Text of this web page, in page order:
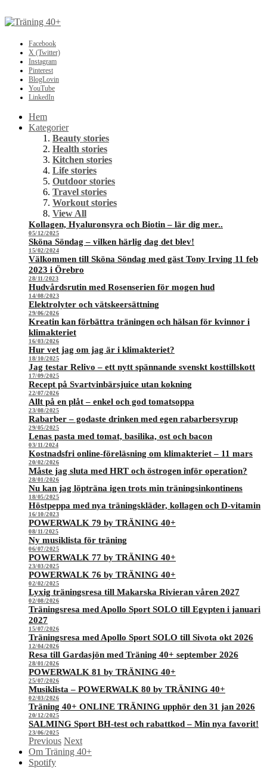
Facebook
X (Twitter)
Instagram
Pinterest
BlogLovin
YouTube
LinkedIn
Hem
Kategorier
Beauty stories
Health stories
Kitchen stories
Life stories
Outdoor stories
Travel stories
Workout stories
View All
Kollagen, Hyaluronsyra och Biotin – lär dig mer..
05/12/2025
Sköna Söndag – vilken härlig dag det blev!
15/02/2024
Välkommen till Sköna Söndag med gäst Tony Irving 11 feb
2023 i Örebro
28/11/2023
Hudvårdsrutin med Rosenserien för mogen hud
14/08/2023
Elektrolyter och vätskeersättning
29/06/2026
Kreatin kan förbättra träningen och hälsan för kvinnor i
klimakteriet
16/03/2026
Hur vet jag om jag är i klimakteriet?
18/10/2025
Jag testar Relivo – ett nytt spännande svenskt kosttillskott
17/09/2025
Recept på Svartvinbärsjuice utan kokning
22/07/2026
Allt på en plåt – enkel och god tomatsoppa
23/08/2025
Rabarber – godaste drinken med egen rabarbersyrup
29/05/2025
Lenas pasta med tomat, basilika, ost och bacon
03/11/2024
Kostnadsfri online-föreläsning om klimakteriet – 11 mars
20/02/2026
Måste jag sluta med HRT och östrogen inför operation?
28/01/2026
Nu kan jag löpträna igen trots min träningsinkontinens
18/05/2025
Höstpeppa med nya träningskläder, kollagen och D-vitamin
16/10/2023
POWERWALK 79 by TRÄNING 40+
08/11/2025
Ny musiklista för träning
06/07/2025
POWERWALK 77 by TRÄNING 40+
23/03/2025
POWERWALK 76 by TRÄNING 40+
02/02/2025
Lyxig träningsresa till Makarska Rivieran våren 2027
02/08/2026
Träningsresa med Apollo Sport SOLO till Egypten i januari
2027
15/07/2026
Träningsresa med Apollo Sport SOLO till Sivota okt 2026
12/04/2026
Resa till Gardasjön med Träning 40+ september 2026
28/01/2026
POWERWALK 81 by TRÄNING 40+
25/07/2026
Musiklista – POWERWALK 80 by TRÄNING 40+
02/03/2026
Träning 40+ ONLINE TRÄNING upphör den 31 jan 2026
20/12/2025
SALMING Sport BH-test och rabattkod – Min nya favorit!
23/06/2025
Previous Next
Om Träning 40+
Spotify